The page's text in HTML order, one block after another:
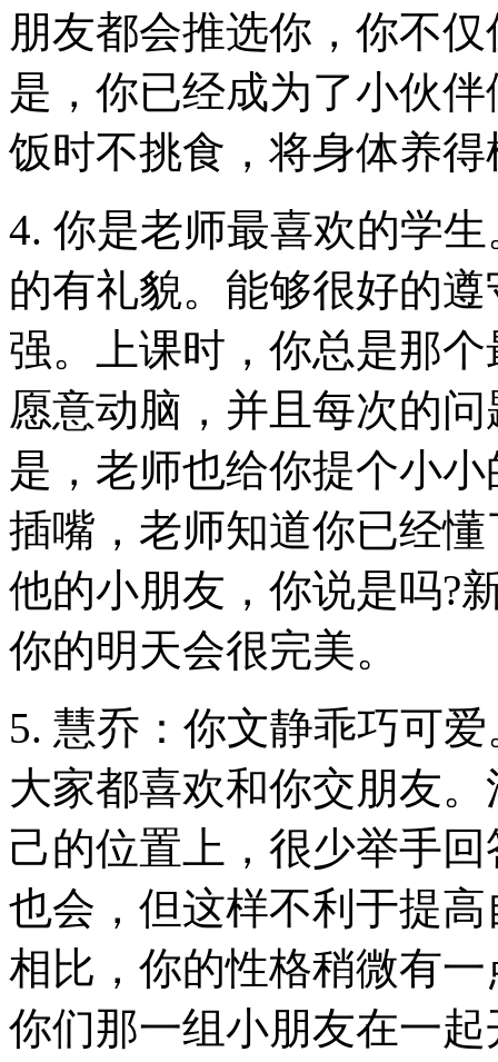
朋友都会推选你，你不
是，你已经成为了小伙
饭时不挑食，将身体养
4. 你是老师最喜欢的学
的有礼貌。能够很好的
强。上课时，你总是那
愿意动脑，并且每次的
是，老师也给你提个小
插嘴，老师知道你已经
他的小朋友，你说是吗?
你的明天会很完美。
5. 慧乔：你文静乖巧可
大家都喜欢和你交朋友
己的位置上，很少举手
也会，但这样不利于提
相比，你的性格稍微有
你们那一组小朋友在一